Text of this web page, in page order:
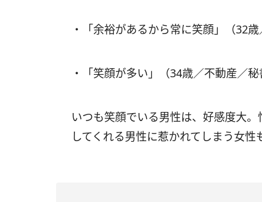
・「余裕があるから常に笑顔」（32
・「笑顔が多い」（34歳／不動産／秘
いつも笑顔でいる男性は、好感度大
してくれる男性に惹かれてしまう女性